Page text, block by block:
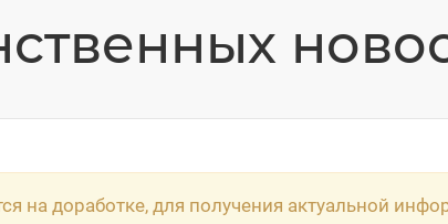
на доработке, для получения актуальной